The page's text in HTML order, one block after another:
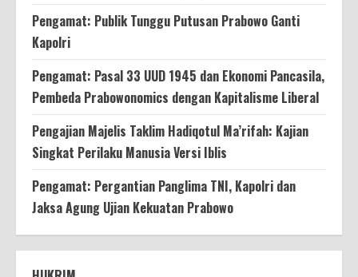
Pengamat: Publik Tunggu Putusan Prabowo Ganti
Kapolri
Pengamat: Pasal 33 UUD 1945 dan Ekonomi Pancasila,
Pembeda Prabowonomics dengan Kapitalisme Liberal
Pengajian Majelis Taklim Hadiqotul Ma’rifah: Kajian
Singkat Perilaku Manusia Versi Iblis
Pengamat: Pergantian Panglima TNI, Kapolri dan
Jaksa Agung Ujian Kekuatan Prabowo